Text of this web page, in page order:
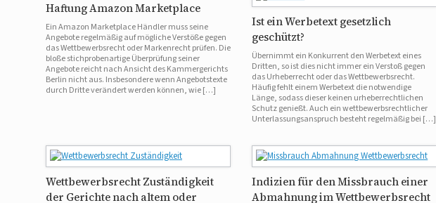
Haftung Amazon Marketplace
Ein Amazon Marketplace Händler muss seine
Angebote regelmäßig auf mögliche Verstöße gegen
das Wettbewerbsrecht oder Markenrecht prüfen. Die
bloße stichprobenartige Überprüfung seiner
Angebote reicht nach Ansicht des Kammergerichts
Berlin nicht aus. Insbesondere wenn Angebotstexte
durch Dritte verändert werden können, wie […]
Ist ein Werbetext gesetzlich
geschützt?
Übernimmt ein Konkurrent den Werbetext eines
Dritten, so ist dies nicht immer ein Verstoß gegen
das Urheberrecht oder das Wettbewerbsrecht.
Häufig fehlt einem Werbetext die notwendige
Länge, sodass dieser keinen urheberrechtlichen
Schutz genießt. Auch ein wettbewerbsrechtlicher
Unterlassungsanspruch besteht regelmäßig bei […]
Wettbewerbsrecht Zuständigkeit
der Gerichte nach altem oder
Indizien für den Missbrauch einer
Abmahnung im Wettbewerbsrecht